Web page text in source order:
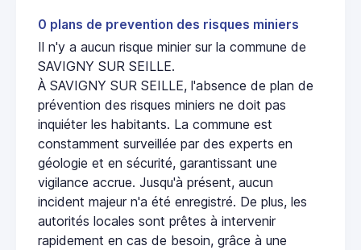
0 plans de prevention des risques miniers
Il n'y a aucun risque minier sur la commune de
SAVIGNY SUR SEILLE.
À SAVIGNY SUR SEILLE, l'absence de plan de
prévention des risques miniers ne doit pas
inquiéter les habitants. La commune est
constamment surveillée par des experts en
géologie et en sécurité, garantissant une
vigilance accrue. Jusqu'à présent, aucun
incident majeur n'a été enregistré. De plus, les
autorités locales sont prêtes à intervenir
rapidement en cas de besoin, grâce à une